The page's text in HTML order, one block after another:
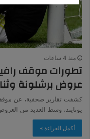
منذ 4 ساعات
تطورات موقف
عروض برشلونة
كشفت تقارير صحفية، عن موقف
يونايتد، وسط العديد من
أكمل القراءة »